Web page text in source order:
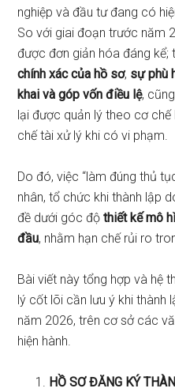
nghiệp và đầu tư đang có
So với giai đoạn trước năm
được đơn giản hóa đáng kể;
chính xác của hồ sơ, sự phù
khai và góp vốn điều lệ,
lại được quản lý theo cơ
chế tài xử lý khi có vi phạm.
Do đó, việc “làm đúng thủ
nhân, tổ chức khi thành lập
đề dưới góc độthiết kế mô
đầu, nhằm hạn chế rủi ro
Bài viết này tổng hợp và hệ
lý cốt lõi cần lưu ý khi thành
năm 2026, trên cơ sở các
hiện hành.
HỒ SƠ ĐĂNG KÝ